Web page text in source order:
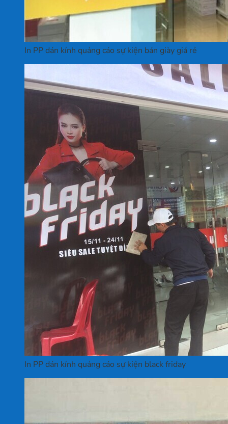
In PP dán kính quảng cáo sự kiện bán giày giá rẻ
In PP dán kính quảng cáo sự kiện black friday